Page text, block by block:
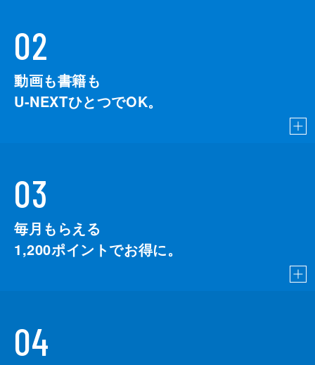
02
動画も書籍も
U-NEXTひとつでOK。
03
毎月もらえる
1,200ポイントでお得に。
04